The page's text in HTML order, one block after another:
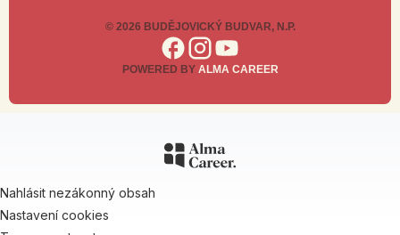
© 2026 BUDĚJOVICKÝ BUDVAR, N.P.
POWERED BY ALMA CAREER
Nahlásit nezákonný obsah
Nastavení cookies